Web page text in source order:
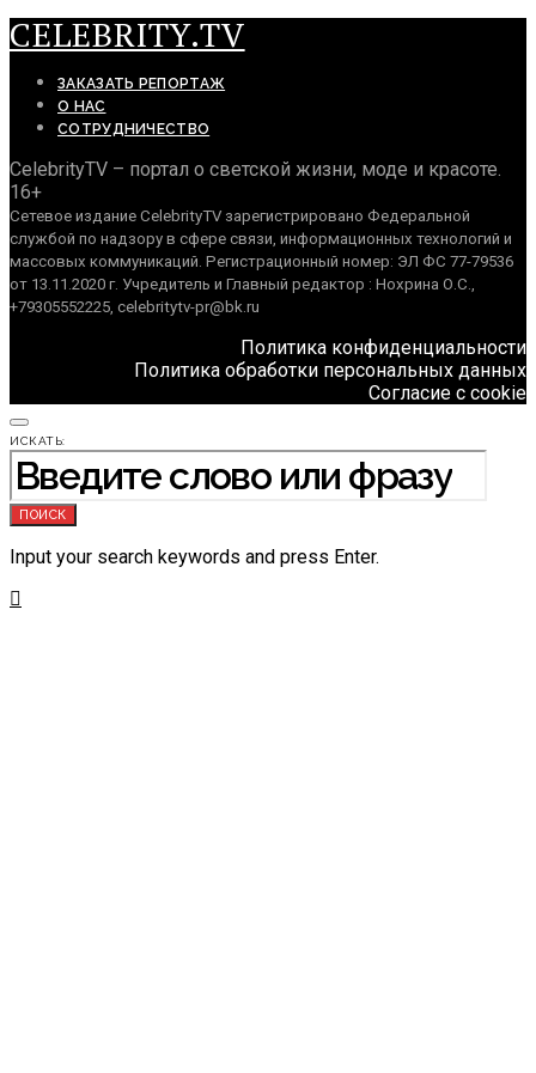
CELEBRITY.TV
ЗАКАЗАТЬ РЕПОРТАЖ
О НАС
СОТРУДНИЧЕСТВО
CelebrityTV – портал о светской жизни, моде и красоте.
16+
Сетевое издание CelebrityTV зарегистрировано Федеральной
службой по надзору в сфере связи, информационных технологий и
массовых коммуникаций. Регистрационный номер: ЭЛ ФС 77-79536
от 13.11.2020 г. Учредитель и Главный редактор : Нохрина О.С.,
+79305552225, celebritytv-pr@bk.ru
Политика конфиденциальности
Политика обработки персональных данных
Согласие с cookie
ИСКАТЬ:
ПОИСК
Input your search keywords and press Enter.